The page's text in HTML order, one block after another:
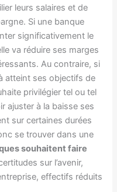
leurs salaires et de
Si une banque
significativement le
va réduire ses marges
Au contraire, si
atteint ses objectifs de
privilégier tel ou tel
ajuster à la baisse ses
sur certaines durées
se trouver dans une
souhaitent faire
sur l’avenir,
effectifs réduits